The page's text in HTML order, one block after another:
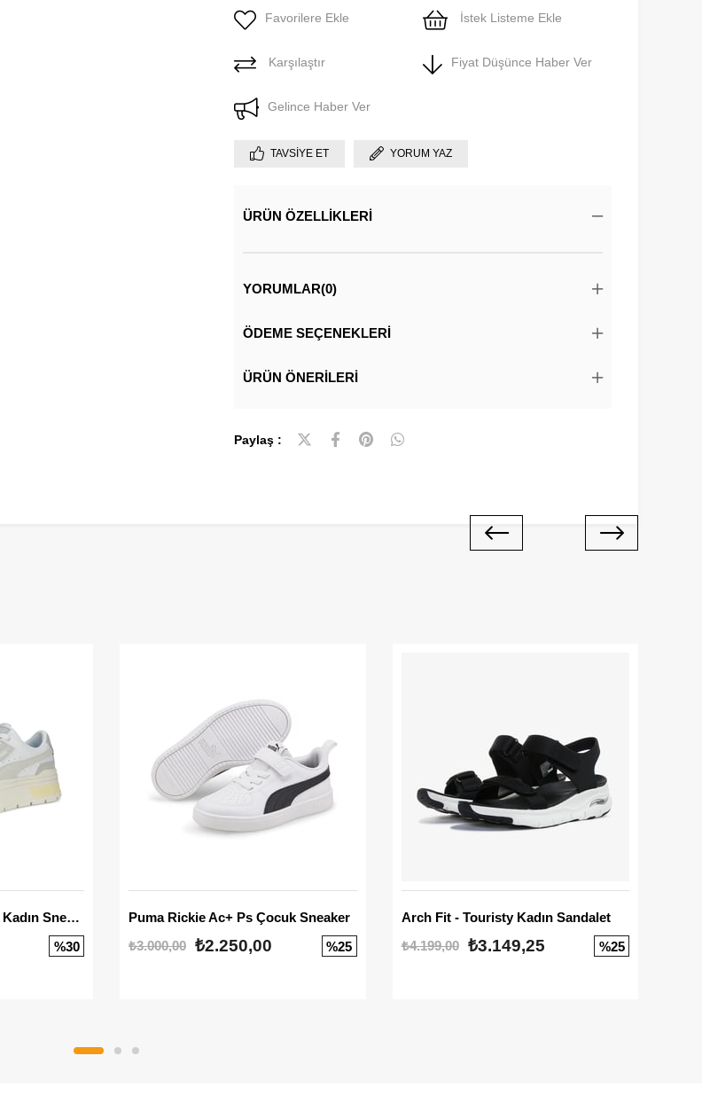
Favorilere Ekle İstek Listeme Ekle
Karşılaştır Fiyat Düşünce Haber Ver
Gelince Haber Ver
TAVSIYE ET YORUM YAZ
ÜRÜN ÖZELLIKLERI
YORUMLAR(0)
ÖDEME SEÇENEKLERI
ÜRÜN ÖNERILERI
Paylaş :
Mayze Stack Luxe Wns Kadın Sneaker
%30
Puma Rickie Ac+ Ps Çocuk Sneaker
₺3.000,00 ₺2.250,00 %25
Arch Fit - Touristy Kadın Sandalet
₺4.199,00
₺3.149,25 %25